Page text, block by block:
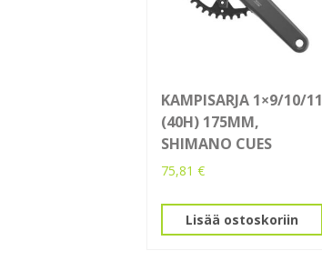
KAMPISARJA 1×9/10/11
(40H) 175MM,
SHIMANO CUES
75,81 €
Lisää ostoskoriin